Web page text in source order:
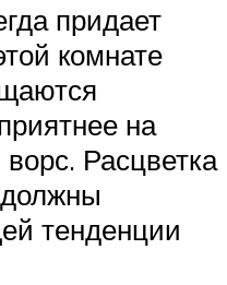
придает
комнате
на
Расцветка
тенденции